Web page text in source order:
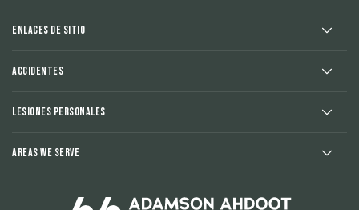
Enlaces de sitio
Accidentes
Lesiones Personales
Areas We Serve